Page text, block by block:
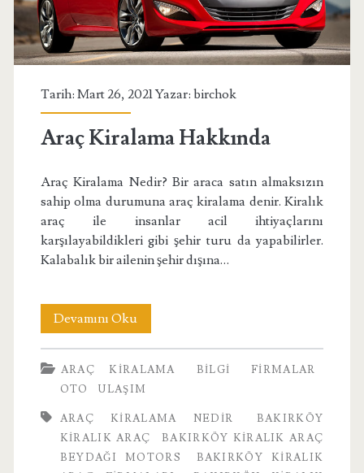
Tarih: Mart 26, 2021 Yazar: birchok
Araç Kiralama Hakkında
Araç Kiralama Nedir? Bir araca satın almaksızın
sahip olma durumuna araç kiralama denir. Kiralık
araç ile insanlar acil ihtiyaçlarını
karşılayabildikleri gibi şehir turu da yapabilirler.
Kalabalık bir ailenin şehir dışına…
Devamını OkuAraç
Kiralama
Hakkında
ARAÇ KIRALAMA BILGI
FIRMALAR
OTO
ULAŞIM
ARAÇ KIRALAMA NEDIR
BAKIRKÖY
KIRALIK ARAÇ
BAKIRKÖY KIRALIK ARAÇ
BEYDAĞI MOTORS
BAKIRKÖY KIRALIK